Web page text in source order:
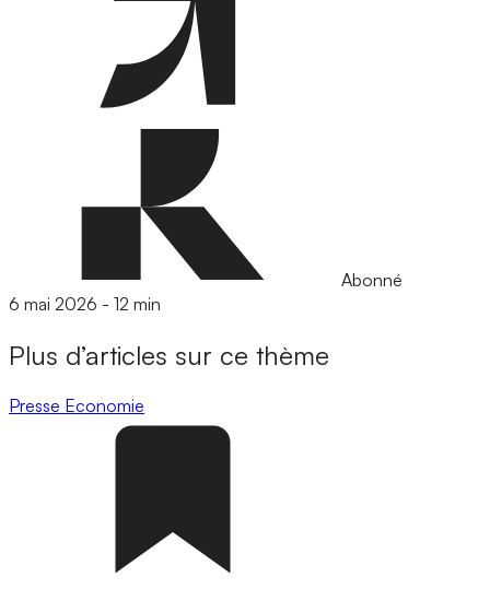
Abonné
6 mai 2026 - 12 min
Plus d’articles sur ce thème
Presse Economie